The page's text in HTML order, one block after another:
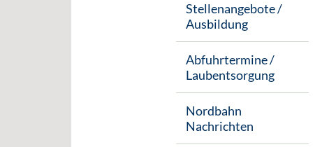
Stellenangebote /
Ausbildung
Abfuhrtermine /
Laubentsorgung
Nordbahn
Nachrichten